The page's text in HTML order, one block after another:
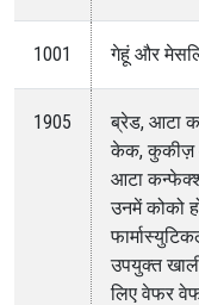
1001 गेहूं और
1905
ब्रेड, आटा
केक, कुकीज़
आटा
उनमें कोको
उपयुक्त
लिए वेफर